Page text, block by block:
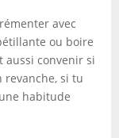
avec
ou boire
aussi convenir si
revanche, si tu
habitude